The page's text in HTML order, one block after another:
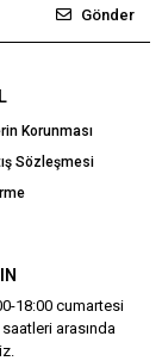
Gönder
Korunması
Sözleşmesi
18:00 cumartesi
arasında